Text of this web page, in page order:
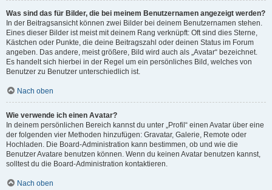
Was sind das für Bilder, die bei meinem Benutzernamen angezeigt werden?
In der Beitragsansicht können zwei Bilder bei deinem Benutzernamen stehen.
Eines dieser Bilder ist meist mit deinem Rang verknüpft: Oft sind dies Sterne,
Kästchen oder Punkte, die deine Beitragszahl oder deinen Status im Forum
angeben. Das andere, meist größere, Bild wird auch als „Avatar“ bezeichnet.
Es handelt sich hierbei in der Regel um ein persönliches Bild, welches von
Benutzer zu Benutzer unterschiedlich ist.
Nach oben
Wie verwende ich einen Avatar?
In deinem persönlichen Bereich kannst du unter „Profil“ einen Avatar über eine
der folgenden vier Methoden hinzufügen: Gravatar, Galerie, Remote oder
Hochladen. Die Board-Administration kann bestimmen, ob und wie die
Benutzer Avatare benutzen können. Wenn du keinen Avatar benutzen kannst,
solltest du die Board-Administration kontaktieren.
Nach oben